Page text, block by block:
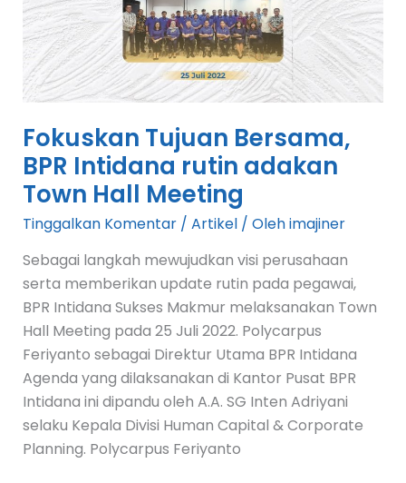
Fokuskan Tujuan Bersama,
BPR Intidana rutin adakan
Town Hall Meeting
Tinggalkan Komentar / Artikel/ Olehimajiner
Sebagai langkah mewujudkan visi perusahaan
serta memberikan update rutin pada pegawai,
BPR Intidana Sukses Makmur melaksanakan Town
Hall Meeting pada 25 Juli 2022. Polycarpus
Feriyanto sebagai Direktur Utama BPR Intidana
Agenda yang dilaksanakan di Kantor Pusat BPR
Intidana ini dipandu oleh A.A. SG Inten Adriyani
selaku Kepala Divisi Human Capital & Corporate
Planning. Polycarpus Feriyanto
Intidana
rutin
adakan
Town
Hall
Meeting